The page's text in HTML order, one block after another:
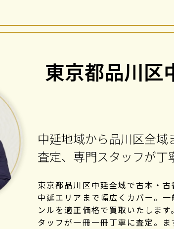
東京都品川区
中延地域から品川区全
査定、専門スタッフが丁
東京都品川区中延全域で古本・
中延エリアまで幅広くカバー。
ンルを適正価格で買取いたしま
タッフが一冊一冊丁寧に査定。ま